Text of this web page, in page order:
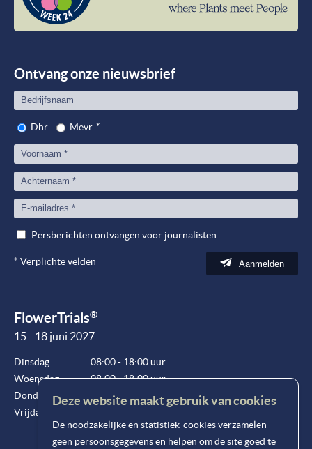
Ontvang onze nieuwsbrief
Dhr. Mevr. *
Persberichten ontvangen voor journalisten
* Verplichte velden Aanmelden
FlowerTrials®
15 - 18 juni 2027
Dinsdag
08:00 - 18:00 uur
Woensdag
08:00 - 18:00 uur
Donderdag
08:00 - 18:00 uur
Vrijdag
Deze website maakt gebruik van cookies
De noodzakelijke en statistiek-cookies verzamelen
geen persoonsgegevens en helpen om de site goed te